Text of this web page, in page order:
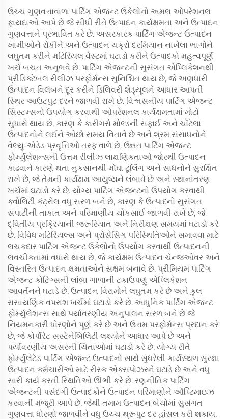
ઉચ્ચ ગુણવત્તાવાળા પાર્ટિંગ એજન્ટ ઉકેલોનો અમલ ઓપરેશનલ
ફાયદાઓ આપે છે જે સીધી રીતે ઉત્પાદન કાર્યક્ષમતા અને ઉત્પાદન
ગુણવત્તાને પ્રભાવિત કરે છે. અસરકારક પાર્ટિંગ એજન્ટ ઉત્પાદન
ખામીઓને રોકીને અને ઉત્પાદન ચક્રો દરમિયાન નાખેલા ભાગોને
લઘુતમ કરીને મટિરિયલ વેસ્ટમાં ઘટાડો કરીને ઉત્પાદકો મહત્વપૂર્ણ
ખર્ચ બચત અનુભવે છે. પાર્ટિંગ એજન્ટની સુસંગત એપ્લિકેશનથી
પ્રીડિક્ટેબલ રીલીઝ પરફોર્મન્સ સુનિશ્ચિત થાય છે, જે અણધારી
ઉત્પાદન વિલંબને દૂર કરીને ડિલિવરી શેડ્યૂલને આધાર આપતી
સ્થિર આઉટપુટ દરને જાળવી રાખે છે. વિશ્વસનીય પાર્ટિંગ એજન્ટ
સિસ્ટમ્સનો ઉપયોગ કરવાથી ઓપરેશનલ કાર્યક્ષમતામાં મોટો
સુધારો થાય છે, કારણ કે કારીગરો મોલ્ડની સફાઈ અને ચોંટેલા
ઉત્પાદનોને લઈને ઓછો સમય વિતાવે છે અને શ્રમ સંસાધનોને
વેલ્યુ-એડેડ પ્રવૃત્તિઓ તરફ વાળે છે. ઉન્નત પાર્ટિંગ એજન્ટ
ફોર્મ્યુલેશન્સની ઉત્તમ રીલીઝ લાક્ષણિકતાઓ જોરથી ઉત્પાદન
કાઢવાને કારણે થતા નુકસાનથી મોંઘા ટૂલિંગ અને સાધનોને સુરક્ષિત
રાખે છે, જે તેમની કાર્યક્ષમ આયુષ્યને લંબાવે છે અને સ્થાનાંતરણ
ખર્ચમાં ઘટાડો કરે છે. યોગ્ય પાર્ટિંગ એજન્ટનો ઉપયોગ કરવાથી
ક્વોલિટી કંટ્રોલ વધુ સરળ બને છે, કારણ કે ઉત્પાદનો સુસંગત
સપાટીની તાકાત અને પરિમાણીય ચોકસાઈ જાળવી રાખે છે, જે
દ્વિતીય પ્રક્રિયાની જરૂરિયાત અને નિરીક્ષણ સમયમાં ઘટાડો કરે
છે. વિવિધ મટિરિયલ્સ અને પ્રોસેસિંગ પરિસ્થિતિઓને સમાવવા માટે
લચકદાર પાર્ટિંગ એજન્ટ ઉકેલોનો ઉપયોગ કરવાથી ઉત્પાદનની
લવચીકતામાં વધારો થાય છે, જે કાર્યક્ષમ ઉત્પાદન ચેન્જઓવર અને
વિસ્તરિત ઉત્પાદન ક્ષમતાઓને સક્ષમ બનાવે છે. પ્રીમિયમ પાર્ટિંગ
એજન્ટ કોટિંગ્સની લાંબા ગાળાની ટકાઉપણું એપ્લિકેશન
આવર્તનને ઘટાડે છે, ઉત્પાદન વિરામોને લઘુતમ કરે છે અને કુલ
રાસાયણિક વપરાશ ખર્ચમાં ઘટાડો કરે છે. આધુનિક પાર્ટિંગ એજન્ટ
ફોર્મ્યુલેશન્સ સાથે પર્યાવરણીય અનુપાલન સરળ બને છે જે
નિયમનકારી ધોરણોને પૂર્ણ કરે છે અને ઉત્તમ પરફોર્મન્સ પ્રદાન કરે
છે, જે કોર્પોરેટ સસ્ટેનેબિલિટી લક્ષ્યોને આધાર આપે છે અને
પર્યાવરણીય અસરની ચિંતાઓમાં ઘટાડો કરે છે. યોગ્ય રીતે
ફોર્મ્યુલેટેડ પાર્ટિંગ એજન્ટ ઉત્પાદનો સાથે સુધરેલી કાર્યસ્થળ સુરક્ષા
ઉત્પાદન કર્મચારીઓ માટે રીસ્ક એક્સપોઝરને ઘટાડે છે અને વધુ
સારી કાર્ય કરતી સ્થિતિઓ ઊભી કરે છે. રણનીતિક પાર્ટિંગ
એજન્ટની પસંદગી ઉત્પાદકોને ઉત્પાદન પરિમાણોને ઑપ્ટિમાઇઝ
કરવાની મંજૂરી આપે છે, જેથી તમામ ઉત્પાદન બેચોમાં સુસંગત
ગુણવત્તા ધોરણો જાળવીને વધુ ઉચ્ચ થ્રૂપુટ દર હાંસલ કરી શકાય.